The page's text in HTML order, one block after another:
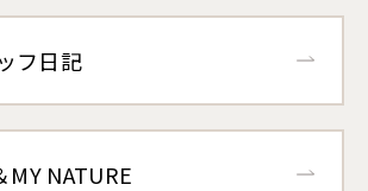
フ日記
MY NATURE